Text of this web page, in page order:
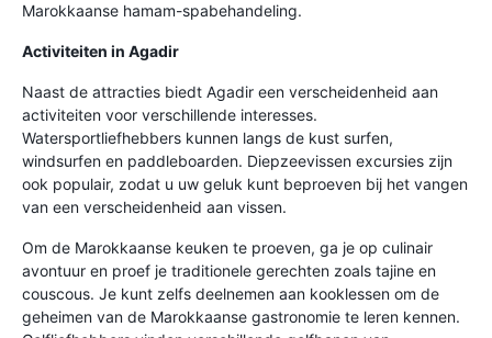
Marokkaanse hamam-spabehandeling.
Activiteiten in Agadir
Naast de attracties biedt Agadir een verscheidenheid aan
activiteiten voor verschillende interesses.
Watersportliefhebbers kunnen langs de kust surfen,
windsurfen en paddleboarden. Diepzeevissen excursies zijn
ook populair, zodat u uw geluk kunt beproeven bij het vangen
van een verscheidenheid aan vissen.
Om de Marokkaanse keuken te proeven, ga je op culinair
avontuur en proef je traditionele gerechten zoals tajine en
couscous. Je kunt zelfs deelnemen aan kooklessen om de
geheimen van de Marokkaanse gastronomie te leren kennen.